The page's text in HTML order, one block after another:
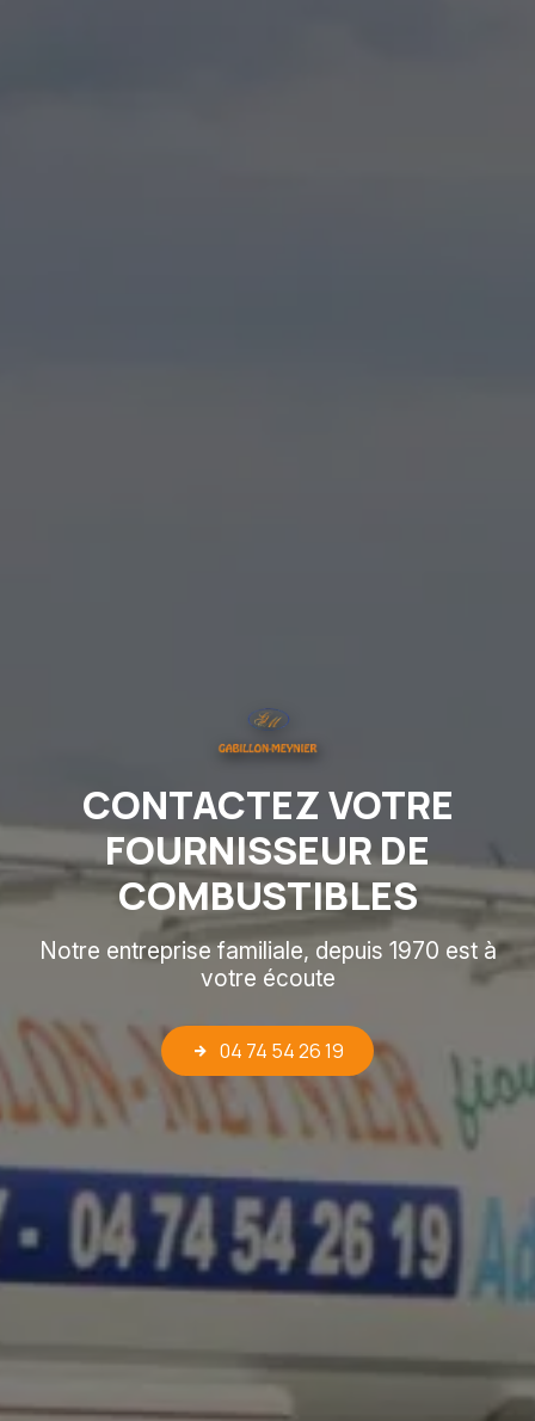
CONTACTEZ VOTRE
FOURNISSEUR DE
COMBUSTIBLES
Notre entreprise familiale, depuis 1970 est à
votre écoute
04 74 54 26 19